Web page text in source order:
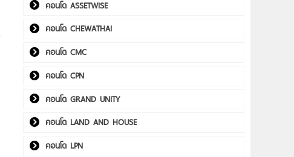
คอนโด ASSETWISE
คอนโด CHEWATHAI
คอนโด CMC
คอนโด CPN
คอนโด GRAND UNITY
คอนโด LAND AND HOUSE
คอนโด LPN